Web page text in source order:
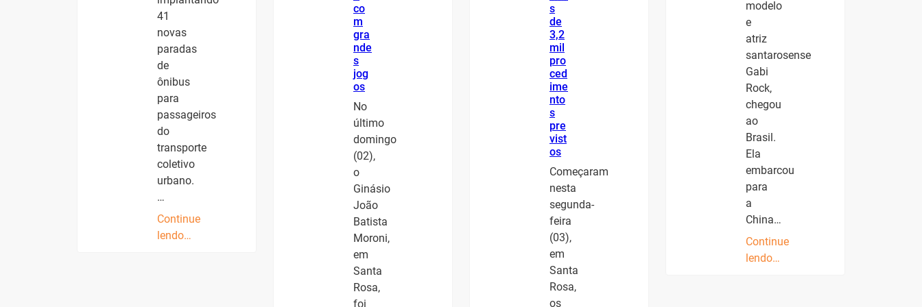
41
novas
paradas
de
ônibus
para
passageiros
do
transporte
coletivo
urbano.
…
Continue
lendo…
co
m
gra
nde
s
jog
os
No
último
domingo
(02),
o
Ginásio
João
Batista
Moroni,
em
Santa
Rosa,
foi
s
de
3,2
mil
pro
ced
ime
nto
s
pre
vist
os
Começaram
nesta
segunda-
feira
(03),
em
Santa
Rosa,
os
modelo
e
atriz
santarosense
Gabi
Rock,
chegou
ao
Brasil.
Ela
embarcou
para
a
China…
Continue
lendo…